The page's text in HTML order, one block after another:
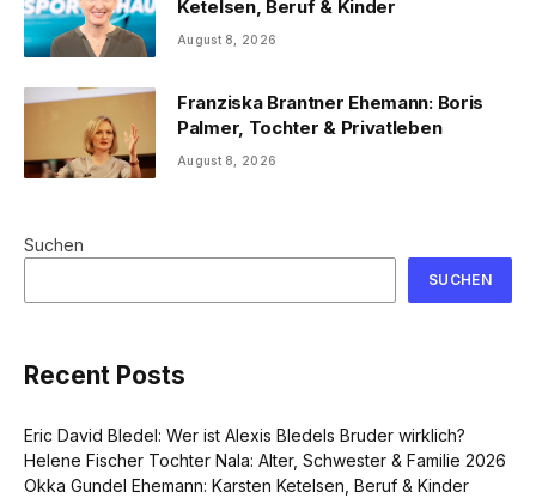
Ketelsen, Beruf & Kinder
August 8, 2026
Franziska Brantner Ehemann: Boris
Palmer, Tochter & Privatleben
August 8, 2026
Suchen
SUCHEN
Recent Posts
Eric David Bledel: Wer ist Alexis Bledels Bruder wirklich?
Helene Fischer Tochter Nala: Alter, Schwester & Familie 2026
Okka Gundel Ehemann: Karsten Ketelsen, Beruf & Kinder